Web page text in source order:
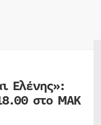
Ελένης»:
στο ΜΑΚ